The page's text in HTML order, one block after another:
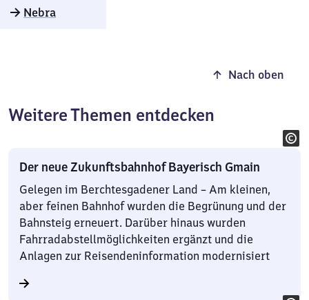
Nebra
Nach oben
Weitere Themen entdecken
Der neue Zukunftsbahnhof Bayerisch Gmain
Gelegen im Berchtesgadener Land – Am kleinen,
aber feinen Bahnhof wurden die Begrünung und der
Bahnsteig erneuert. Darüber hinaus wurden
Fahrradabstellmöglichkeiten ergänzt und die
Anlagen zur Reisendeninformation modernisiert